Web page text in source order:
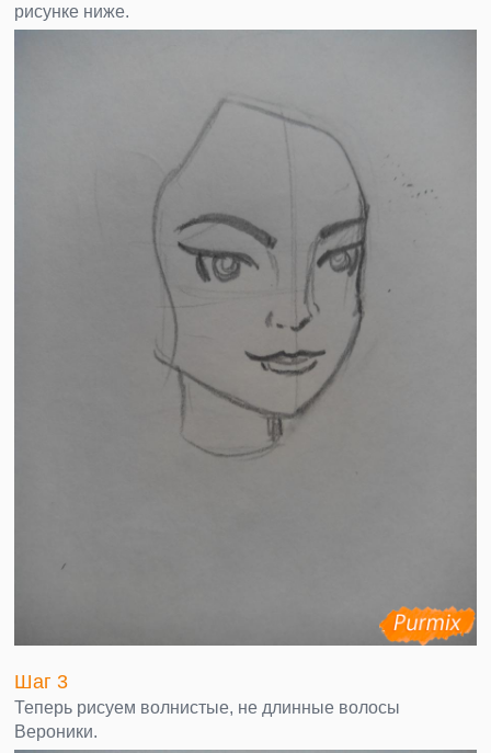
рисунке ниже.
Шаг 3
Теперь рисуем волнистые, не длинные волосы
Вероники.